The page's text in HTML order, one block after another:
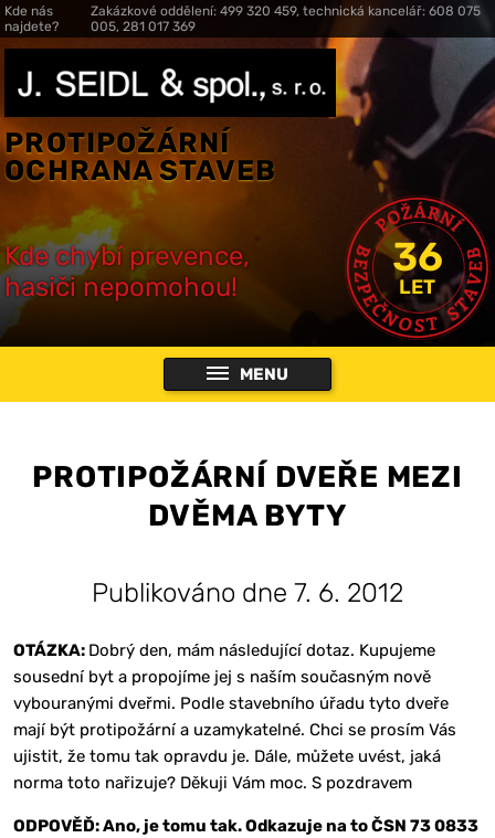
Kde nás
najdete?
Zakázkové oddělení: 499 320 459, technická kancelář: 608 075
005, 281 017 369
PROTIPOŽÁRNÍ
OCHRANA STAVEB
Kde chybí prevence,
hasiči nepomohou!
36
LET
MENU
PROTIPOŽÁRNÍ DVEŘE MEZI
DVĚMA BYTY
Publikováno dne 7. 6. 2012
OTÁZKA: Dobrý den, mám následující dotaz. Kupujeme
sousední byt a propojíme jej s naším současným nově
vybouranými dveřmi. Podle stavebního úřadu tyto dveře
mají být protipožární a uzamykatelné. Chci se prosím Vás
ujistit, že tomu tak opravdu je. Dále, můžete uvést, jaká
norma toto nařizuje? Děkuji Vám moc. S pozdravem
ODPOVĚĎ: Ano, je tomu tak. Odkazuje na to ČSN 73 0833